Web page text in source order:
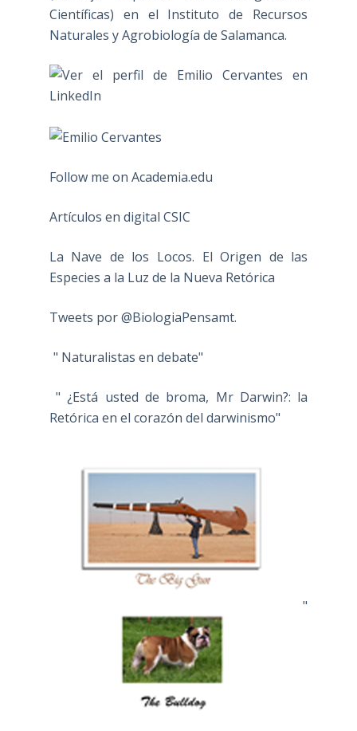
Científicas) en el Instituto de Recursos
Naturales y Agrobiología de Salamanca.
Follow me on Academia.edu
Artículos en digital CSIC
La Nave de los Locos. El Origen de las
Especies a la Luz de la Nueva Retórica
Tweets por @BiologiaPensamt.
" Naturalistas en debate"
" ¿Está usted de broma, Mr Darwin?: la
Retórica en el corazón del darwinismo"
"